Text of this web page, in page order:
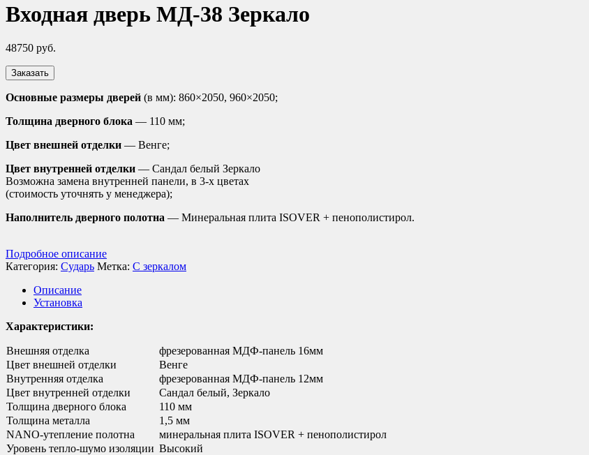
Входная дверь МД-38 Зеркало
48750 руб.
Заказать
Основные размеры дверей (в мм): 860×2050, 960×2050;
Толщина дверного блока — 110 мм;
Цвет внешней отделки — Венге;
Цвет внутренней отделки — Сандал белый Зеркало
Возможна замена внутренней панели, в 3-х цветах
(стоимость уточнять у менеджера);
Наполнитель дверного полотна — Минеральная плита ISOVER + пенополистирол.
Подробное описание
Категория: Сударь Метка: С зеркалом
Описание
Установка
Характеристики:
Внешняя отделка
фрезерованная МДФ-панель 16мм
Цвет внешней отделки
Венге
Внутренняя отделка
фрезерованная МДФ-панель 12мм
Цвет внутренней отделки
Сандал белый, Зеркало
Толщина дверного блока
110 мм
Толщина металла
1,5 мм
NANO-утепление полотна
минеральная плита ISOVER + пенополистирол
Уровень тепло-шумо изоляции Высокий